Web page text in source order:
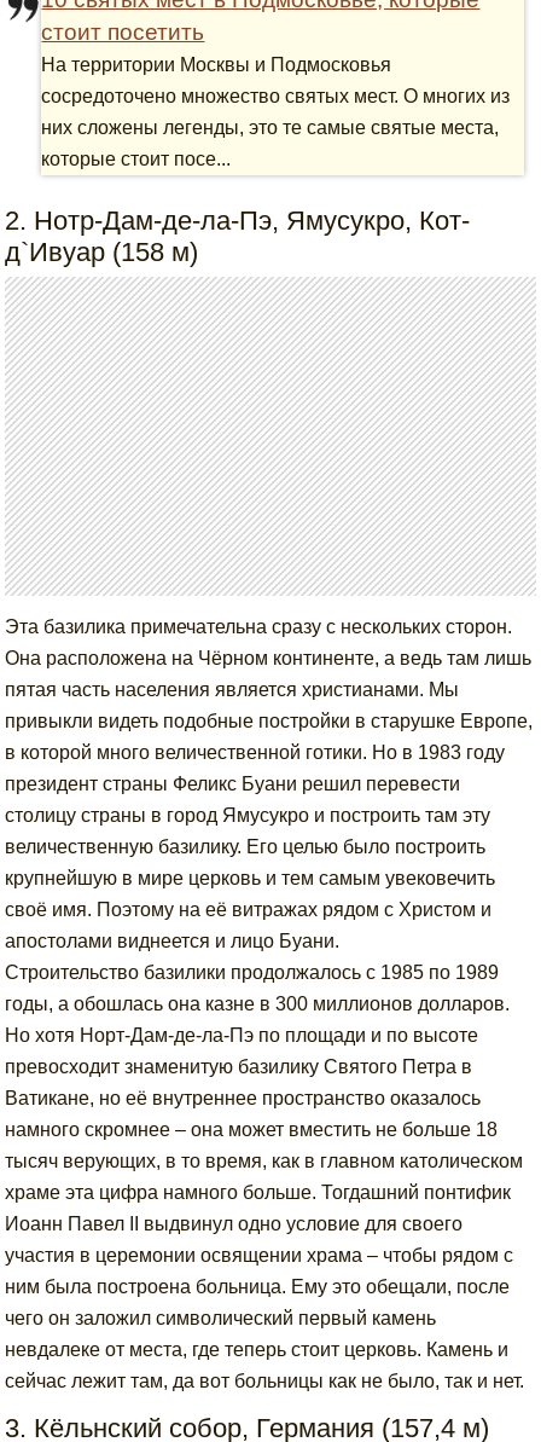
стоит посетить
На территории Москвы и Подмосковья
сосредоточено множество святых мест. О многих из
них сложены легенды, это те самые святые места,
которые стоит посе...
2. Нотр-Дам-де-ла-Пэ, Ямусукро, Кот-
д`Ивуар (158 м)
Эта базилика примечательна сразу с нескольких сторон.
Она расположена на Чёрном континенте, а ведь там лишь
пятая часть населения является христианами. Мы
привыкли видеть подобные постройки в старушке Европе,
в которой много величественной готики. Но в 1983 году
президент страны Феликс Буани решил перевести
столицу страны в город Ямусукро и построить там эту
величественную базилику. Его целью было построить
крупнейшую в мире церковь и тем самым увековечить
своё имя. Поэтому на её витражах рядом с Христом и
апостолами виднеется и лицо Буани.
Строительство базилики продолжалось с 1985 по 1989
годы, а обошлась она казне в 300 миллионов долларов.
Но хотя Норт-Дам-де-ла-Пэ по площади и по высоте
превосходит знаменитую базилику Святого Петра в
Ватикане, но её внутреннее пространство оказалось
намного скромнее – она может вместить не больше 18
тысяч верующих, в то время, как в главном католическом
храме эта цифра намного больше. Тогдашний понтифик
Иоанн Павел II выдвинул одно условие для своего
участия в церемонии освящении храма – чтобы рядом с
ним была построена больница. Ему это обещали, после
чего он заложил символический первый камень
невдалеке от места, где теперь стоит церковь. Камень и
сейчас лежит там, да вот больницы как не было, так и нет.
3. Кёльнский собор, Германия (157,4 м)